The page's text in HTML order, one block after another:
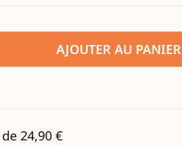
AJOUTER AU PANIER
24,90 €